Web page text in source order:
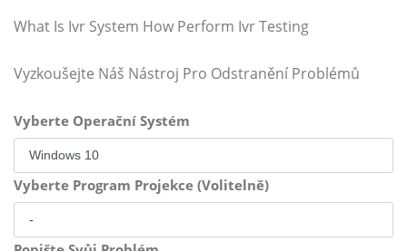
What Is Ivr System How Perform Ivr Testing
Vyzkoušejte Náš Nástroj Pro Odstranění Problémů
Vyberte Operační Systém
Vyberte Program Projekce (Volitelně)